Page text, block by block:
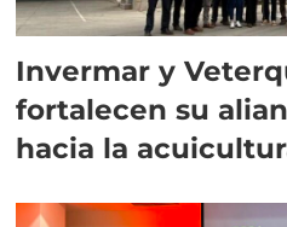
Invermar y
fortalecen su
hacia la